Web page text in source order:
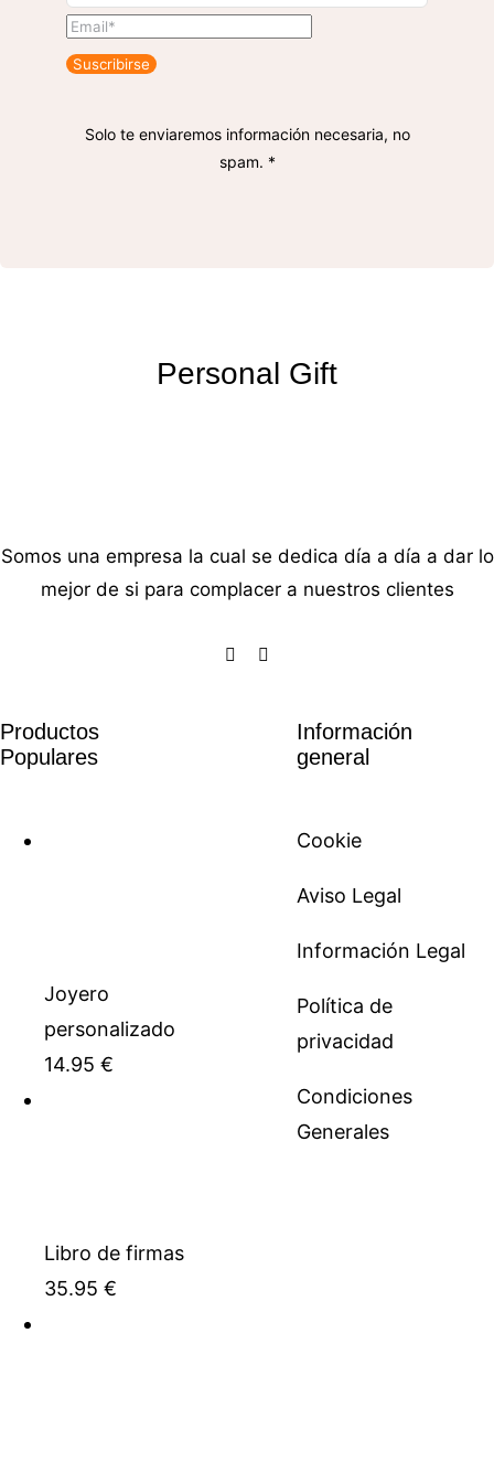
Suscribirse
Solo te enviaremos información necesaria, no
spam. *
Personal Gift
Somos una empresa la cual se dedica día a día a dar lo
mejor de si para complacer a nuestros clientes
Productos
Populares
Joyero
personalizado
14.95 €
Libro de firmas
35.95 €
Información
general
Cookie
Aviso Legal
Información Legal
Política de
privacidad
Condiciones
Generales